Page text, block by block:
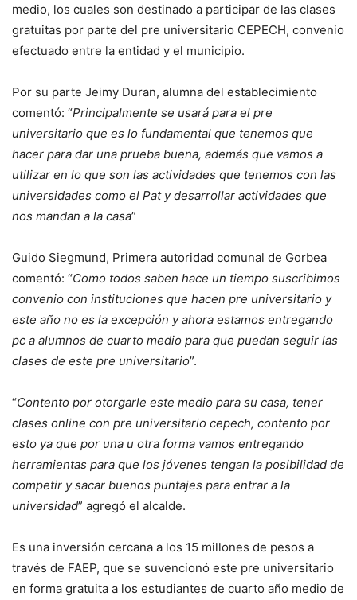
medio, los cuales son destinado a participar de las clases
gratuitas por parte del pre universitario CEPECH, convenio
efectuado entre la entidad y el municipio.
Por su parte Jeimy Duran, alumna del establecimiento
comentó: “Principalmente se usará para el pre
universitario que es lo fundamental que tenemos que
hacer para dar una prueba buena, además que vamos a
utilizar en lo que son las actividades que tenemos con las
universidades como el Pat y desarrollar actividades que
nos mandan a la casa”
Guido Siegmund, Primera autoridad comunal de Gorbea
comentó: “Como todos saben hace un tiempo suscribimos
convenio con instituciones que hacen pre universitario y
este año no es la excepción y ahora estamos entregando
pc a alumnos de cuarto medio para que puedan seguir las
clases de este pre universitario”.
“Contento por otorgarle este medio para su casa, tener
clases online con pre universitario cepech, contento por
esto ya que por una u otra forma vamos entregando
herramientas para que los jóvenes tengan la posibilidad de
competir y sacar buenos puntajes para entrar a la
universidad” agregó el alcalde.
Es una inversión cercana a los 15 millones de pesos a
través de FAEP, que se suvencionó este pre universitario
en forma gratuita a los estudiantes de cuarto año medio de